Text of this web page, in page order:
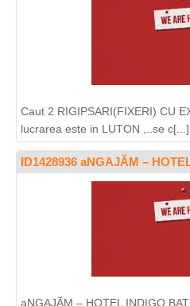
Caut 2 RIGIPSARI(FIXERI) CU
lucrarea este in LUTON ,..se c[...]
ID1428936 aNGAJĂM –
aNGAJĂM – HOTEL INDIGO